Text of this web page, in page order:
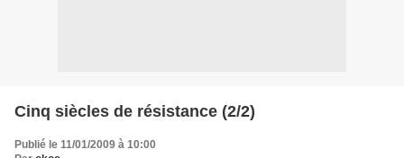
Cinq siècles de résistance (2/2)
Publié le 11/01/2009 à 10:00